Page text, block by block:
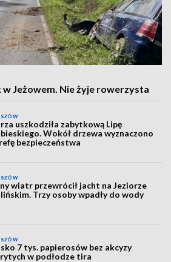
Jeżowem. Nie żyje rowerzysta
uszkodziła zabytkową Lipę
Wokół drzewa wyznaczono
bezpieczeństwa
wiatr przewrócił jacht na Jeziorze
Trzy osoby wpadły do wody
7 tys. papierosów bez akcyzy
w podłodze tira